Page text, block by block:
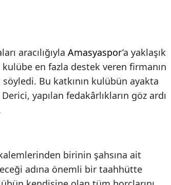
aracılığıyla Amasyaspor’a yaklaşık
en fazla destek veren firmanın
Bu katkının kulübün ayakta
yapılan fedakârlıkların göz ardı
birinin şahsına ait
adına önemli bir taahhütte